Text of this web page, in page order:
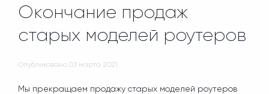
Окончание продаж
старых моделей роутеров
Опубликовано 03 марта 2021 .
Мы прекращаем продажу старых моделей роутеров